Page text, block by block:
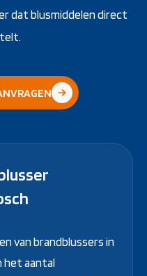
dat blusmiddelen direct
telt.
van brandblussers in
het aantal